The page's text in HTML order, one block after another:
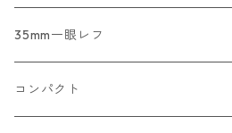
2026/07/12
2026/07/11
コンパクトカメラ
一眼レフ・レンジファインダーカメラ
35mm一眼レフ
Nikon
コンパクト